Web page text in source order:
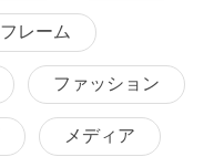
フレーム
ファッション
メディア